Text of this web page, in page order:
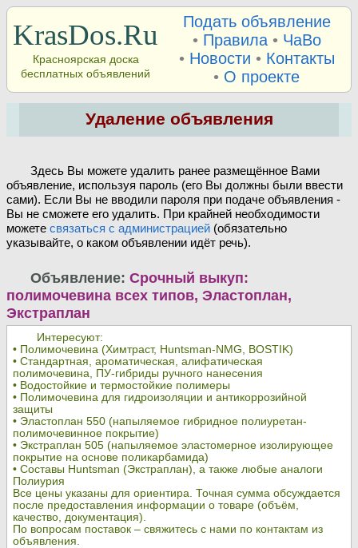
KrasDos.Ru
Красноярская доска
бесплатных объявлений
Подать объявление
• Правила• ЧаВо
• Новости • Контакты
• О проекте
Удаление объявления
Здесь Вы можете удалить ранее размещённое Вами
объявление, используя пароль (его Вы должны были ввести
сами). Если Вы не вводили пароля при подаче объявления -
Вы не сможете его удалить. При крайней необходимости
можете связаться с администрацией(обязательно
указывайте, о каком объявлении идёт речь).
Объявление:Срочный выкуп:
полимочевина всех типов, Эластоплан,
Экстраплан
Интересуют:
• Полимочевина (Химтраст, Huntsman-NMG, BOSTIK)
• Стандартная, ароматическая, алифатическая
полимочевина, ПУ-гибриды ручного нанесения
• Водостойкие и термостойкие полимеры
• Полимочевина для гидроизоляции и антикоррозийной
защиты
• Эластоплан 550 (напыляемое гибридное полиуретан-
полимочевинное покрытие)
• Экстраплан 505 (напыляемое эластомерное изолирующее
покрытие на основе поликарбамида)
• Составы Huntsman (Экстраплан), а также любые аналоги
Полиурия
Все цены указаны для ориентира. Точная сумма обсуждается
после предоставления информации о товаре (объём,
качество, документация).
По вопросам поставок – свяжитесь с нами по контактам из
объявления.